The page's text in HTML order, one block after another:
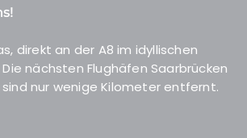
direkt an der A8 im idyllischen
nächsten Flughäfen Saarbrücken
nur wenige Kilometer entfernt.